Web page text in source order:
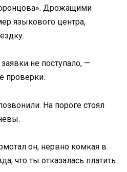
Дрожащими
языкового центра,
не поступало, —
проверки.
На пороге стоял
он, нервно комкая в
что ты отказалась платить